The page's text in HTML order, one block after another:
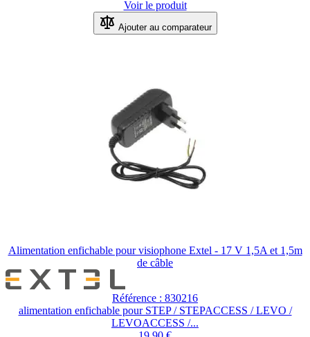
Voir le produit
Ajouter au comparateur
Alimentation enfichable pour visiophone Extel - 17 V 1,5A et 1,5m
de câble
Référence : 830216
alimentation enfichable pour STEP / STEPACCESS / LEVO /
LEVOACCESS /...